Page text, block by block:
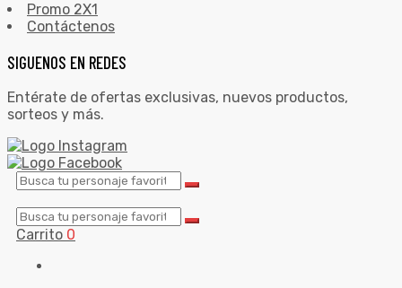
Promo 2X1
Contáctenos
SIGUENOS EN REDES
Entérate de ofertas exclusivas, nuevos productos,
sorteos y más.
Carrito 0